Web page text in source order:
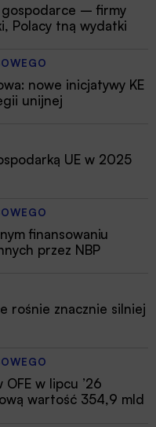
– firmy
Polacy tną wydatki
nowe inicjatywy KE
unijnej
UE w 2025
finansowaniu
przez NBP
rośnie znacznie silniej
w lipcu ’26
wartość 354,9 mld